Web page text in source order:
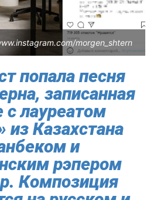
morgen_shtern
попала песня
записанная
с лауреатом
из Казахстана
и
рэпером
Композиция